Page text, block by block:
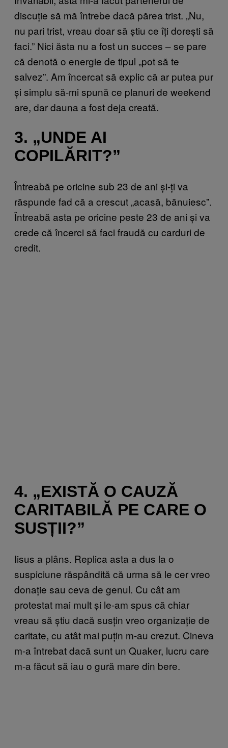
discuție să mă întrebe dacă părea trist. „Nu,
nu pari trist, vreau doar să știu ce îți dorești să
faci.” Nici ăsta nu a fost un succes – se pare
că denotă o energie de tipul „pot să te
salvez”. Am încercat să explic că ar putea pur
și simplu să-mi spună ce planuri de weekend
are, dar dauna a fost deja creată.
3. „UNDE AI
COPILĂRIT?”
Întreabă pe oricine sub 23 de ani și-ți va
răspunde fad că a crescut „acasă, bănuiesc”.
Întreabă asta pe oricine peste 23 de ani și va
crede că încerci să faci fraudă cu carduri de
credit.
4. „EXISTĂ O CAUZĂ
CARITABILĂ PE CARE O
SUSȚII?”
Iisus a plâns. Replica asta a dus la o
suspiciune răspândită că urma să le cer vreo
donație sau ceva de genul. Cu cât am
protestat mai mult și le-am spus că chiar
vreau să știu dacă susțin vreo organizație de
caritate, cu atât mai puțin m-au crezut. Cineva
m-a întrebat dacă sunt un Quaker, lucru care
m-a făcut să iau o gură mare din bere.